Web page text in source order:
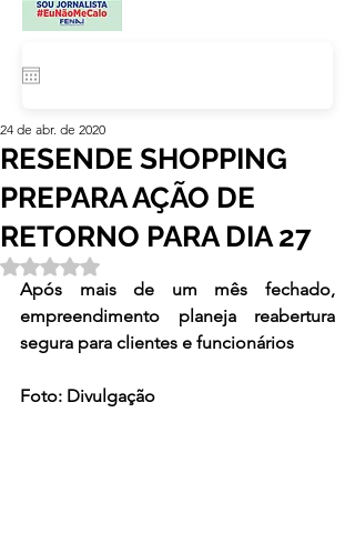
RESENDE SHOPPING
PREPARA AÇÃO DE
RETORNO PARA DIA 27
24 de abr. de 2020
Avaliado com NaN de 5 estrelas.
Após mais de um mês fechado,
empreendimento planeja reabertura
segura para clientes e funcionários
Foto: Divulgação